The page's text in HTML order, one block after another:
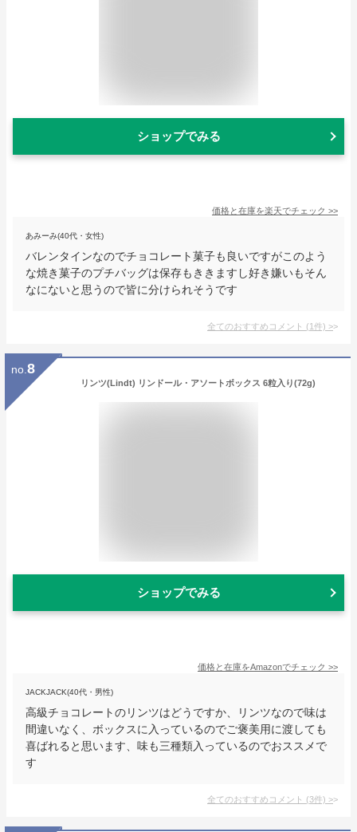
ショップでみる
価格と在庫を楽天でチェック >>
あみーみ(40代・女性)
バレンタインなのでチョコレート菓子も良いですがこのよう
な焼き菓子のプチバッグは保存もききますし好き嫌いもそん
なにないと思うので皆に分けられそうです
全てのおすすめコメント (1件) >
no. 8
リンツ(Lindt) リンドール・アソートボックス 6粒入り(72g)
ショップでみる
価格と在庫をAmazonでチェック >>
JACKJACK(40代・男性)
高級チョコレートのリンツはどうですか、リンツなので味は
間違いなく、ボックスに入っているのでご褒美用に渡しても
喜ばれると思います、味も三種類入っているのでおススメで
す
全てのおすすめコメント (3件) >